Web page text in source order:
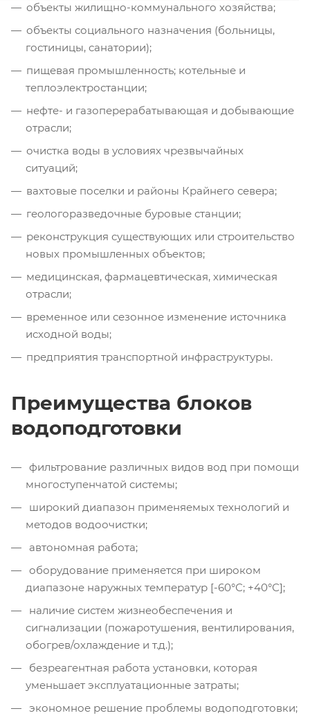
объекты жилищно-коммунального хозяйства;
объекты социального назначения (больницы,
гостиницы, санатории);
пищевая промышленность; котельные и
теплоэлектростанции;
нефте- и газоперерабатывающая и добывающие
отрасли;
очистка воды в условиях чрезвычайных
ситуаций;
вахтовые поселки и районы Крайнего севера;
геологоразведочные буровые станции;
реконструкция существующих или строительство
новых промышленных объектов;
медицинская, фармацевтическая, химическая
отрасли;
временное или сезонное изменение источника
исходной воды;
предприятия транспортной инфраструктуры.
Преимущества блоков
водоподготовки
фильтрование различных видов вод при помощи
многоступенчатой системы;
широкий диапазон применяемых технологий и
методов водоочистки;
автономная работа;
оборудование применяется при широком
диапазоне наружных температур [-60°С; +40°С];
наличие систем жизнеобеспечения и
сигнализации (пожаротушения, вентилирования,
обогрев/охлаждение и т.д.);
безреагентная работа установки, которая
уменьшает эксплуатационные затраты;
экономное решение проблемы водоподготовки;